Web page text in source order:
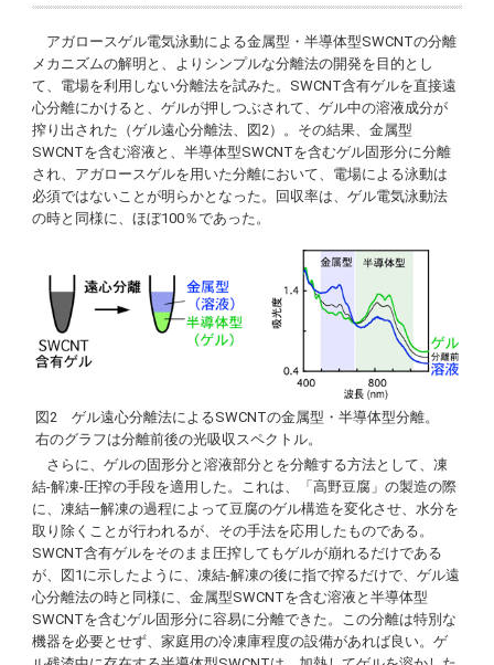
アガロースゲル電気泳動による金属型・半導体型SWCNTの分離
メカニズムの解明と、よりシンプルな分離法の開発を目的とし
て、電場を利用しない分離法を試みた。SWCNT含有ゲルを直接遠
心分離にかけると、ゲルが押しつぶされて、ゲル中の溶液成分が
搾り出された（ゲル遠心分離法、図2）。その結果、金属型
SWCNTを含む溶液と、半導体型SWCNTを含むゲル固形分に分離
され、アガロースゲルを用いた分離において、電場による泳動は
必須ではないことが明らかとなった。回収率は、ゲル電気泳動法
の時と同様に、ほぼ100％であった。
図2 ゲル遠心分離法によるSWCNTの金属型・半導体型分離。
右のグラフは分離前後の光吸収スペクトル。
さらに、ゲルの固形分と溶液部分とを分離する方法として、凍
結-解凍-圧搾の手段を適用した。これは、「高野豆腐」の製造の際
に、凍結―解凍の過程によって豆腐のゲル構造を変化させ、水分を
取り除くことが行われるが、その手法を応用したものである。
SWCNT含有ゲルをそのまま圧搾してもゲルが崩れるだけである
が、図1に示したように、凍結-解凍の後に指で搾るだけで、ゲル遠
心分離法の時と同様に、金属型SWCNTを含む溶液と半導体型
SWCNTを含むゲル固形分に容易に分離できた。この分離は特別な
機器を必要とせず、家庭用の冷凍庫程度の設備があれば良い。ゲ